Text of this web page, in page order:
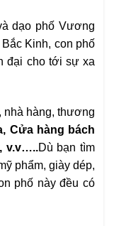
dạo phố Vương
Kinh, con phố
đại cho tới sự xa
nhà hàng, thương
Cửa hàng bách
v.v…..Dù bạn tìm
phẩm, giày dép,
phố này đều có